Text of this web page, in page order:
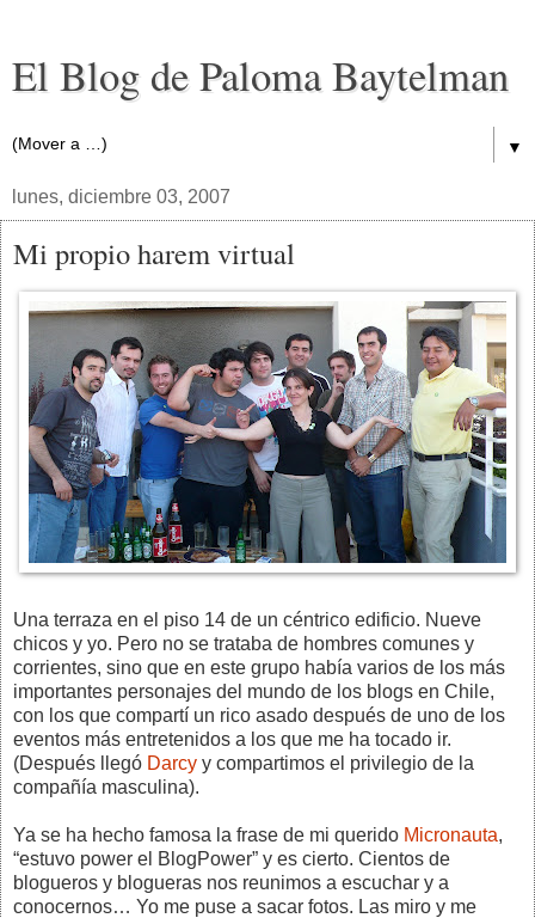
El Blog de Paloma Baytelman
▼
lunes, diciembre 03, 2007
Mi propio harem virtual
Una terraza en el piso 14 de un céntrico edificio. Nueve
chicos y yo. Pero no se trataba de hombres comunes y
corrientes, sino que en este grupo había varios de los más
importantes personajes del mundo de los blogs en Chile,
con los que compartí un rico asado después de uno de los
eventos más entretenidos a los que me ha tocado ir.
(Después llegó Darcy y compartimos el privilegio de la
compañía masculina).
Ya se ha hecho famosa la frase de mi querido Micronauta,
“estuvo power el BlogPower” y es cierto. Cientos de
blogueros y blogueras nos reunimos a escuchar y a
conocernos… Yo me puse a sacar fotos. Las miro y me